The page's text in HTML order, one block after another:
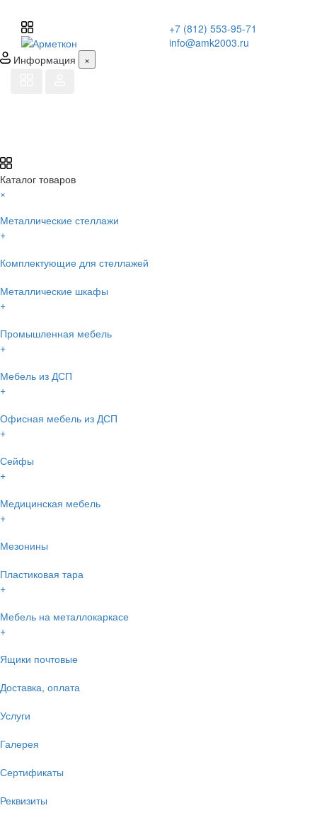
+7 (812) 553-95-71
info@amk2003.ru
Информация
×
Каталог товаров
×
Металлические стеллажи
+
Комплектующие для стеллажей
Металлические шкафы
+
Промышленная мебель
+
Мебель из ДСП
+
Офисная мебель из ДСП
+
Сейфы
+
Медицинская мебель
+
Мезонины
Пластиковая тара
+
Мебель на металлокаркасе
+
Ящики почтовые
Доставка, оплата
Услуги
Галерея
Сертификаты
Реквизиты